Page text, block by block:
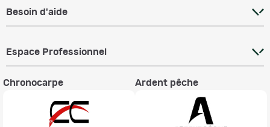
Besoin d'aide
Espace Professionnel
Chronocarpe Ardent pêche